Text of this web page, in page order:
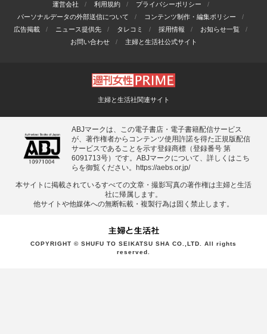
運営会社 利用規約
プライバシーポリシー
パーソナルデータの外部送信について
コンテンツ制作・編集ポリシー
広告掲載
ニュース提供先 タレコミ 採用情報
お知らせ一覧
お問い合わせ
主婦と生活社公式サイト
主婦と生活社関連サイト
ABJマークは、この電子書店・電子書籍配信サービス
が、著作権者からコンテンツ使用許諾を得た正規版配信
サービスであることを示す登録商標（登録番号 第
6091713号）です。ABJマークについて、詳しくはこち
らを御覧ください。
https://aebs.or.jp/
本サイトに掲載されているすべての⽂章・撮影写真の著作権は主婦と⽣活
社に帰属します。
他サイトや他媒体への無断転載・複製⾏為は固く禁⽌します。
COPYRIGHT © SHUFU TO SEIKATSU SHA CO.,LTD. All rights
reserved.